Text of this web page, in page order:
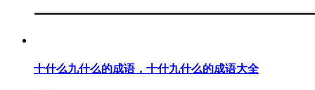
十什么九什么的成语，十什九什么的成语大全